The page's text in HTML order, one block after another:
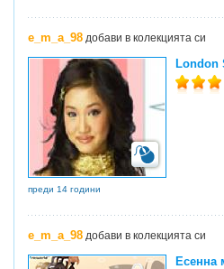
e_m_a_98 добави в колекцията си
London
преди 14 години
e_m_a_98 добави в колекцията си
Есенна